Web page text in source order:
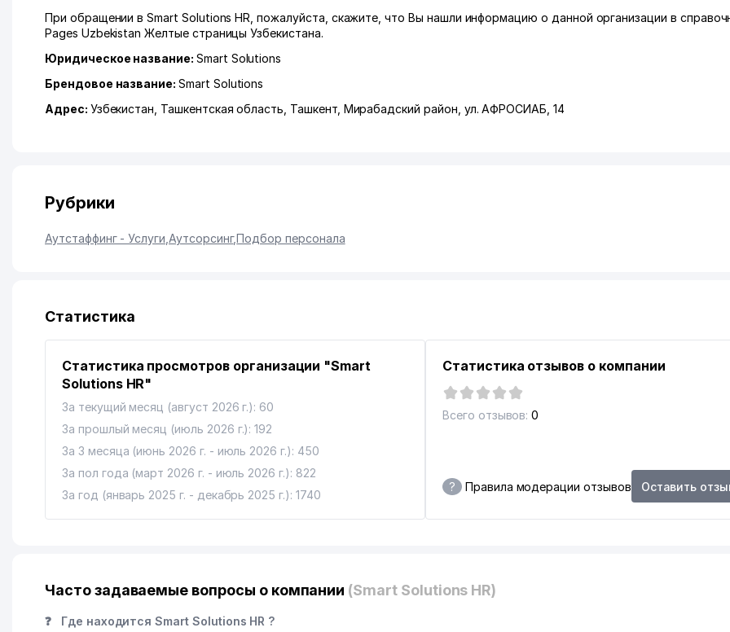
При обращении в Smart Solutions HR, пожалуйста, скажите, что Вы нашли информацию о данной организации в
Pages Uzbekistan Желтые страницы Узбекистана.
Юридическое название: Smart Solutions
Брендовое название: Smart Solutions
Адрес: Узбекистан, Ташкентская область Ташкент, Мирабадский район ул. АФРОСИАБ , 14
Рубрики
Аутстаффинг - Услуги Аутсорсинг,Подбор персонала
Статистика
Статистика просмотров организации "Smart
Solutions HR"
За текущий месяц (август 2026 г.): 60
За прошлый месяц (июль 2026 г.): 192
За 3 месяца (июнь 2026 г. - июль 2026 г.): 450
За пол года (март 2026 г. - июль 2026 г.): 822
За год (январь 2025 г. - декабрь 2025 г.): 1740
Статистика отзывов о компании
Всего отзывов: 0
? Правила модерации отзывов Оставить
Часто задаваемые вопросы о компании (Smart Solutions HR)
❓ Где находится Smart Solutions HR ?